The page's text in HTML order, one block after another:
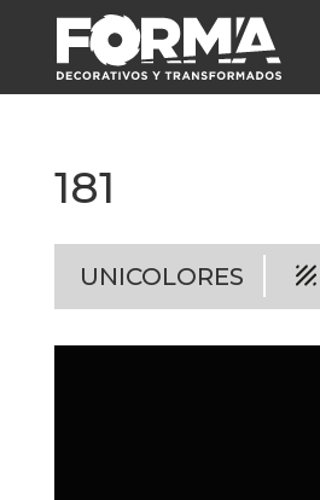
181
UNICOLORES